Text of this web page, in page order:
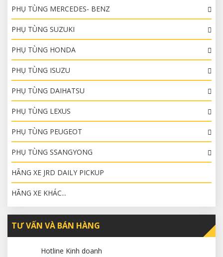
PHỤ TÙNG MERCEDES- BENZ
PHỤ TÙNG SUZUKI
PHỤ TÙNG HONDA
PHỤ TÙNG ISUZU
PHỤ TÙNG DAIHATSU
PHỤ TÙNG LEXUS
PHỤ TÙNG PEUGEOT
PHỤ TÙNG SSANGYONG
HÃNG XE JRD DAILY PICKUP
HÃNG XE KHÁC...
TƯ VẤN VÀ BÁN HÀNG
Hotline Kinh doanh